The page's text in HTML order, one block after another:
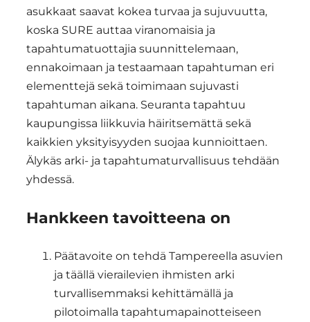
asukkaat saavat kokea turvaa ja sujuvuutta,
koska SURE auttaa viranomaisia ja
tapahtumatuottajia suunnittelemaan,
ennakoimaan ja testaamaan tapahtuman eri
elementtejä sekä toimimaan sujuvasti
tapahtuman aikana. Seuranta tapahtuu
kaupungissa liikkuvia häiritsemättä sekä
kaikkien yksityisyyden suojaa kunnioittaen.
Älykäs arki- ja tapahtumaturvallisuus tehdään
yhdessä.
Hankkeen tavoitteena on
Päätavoite on tehdä Tampereella asuvien
ja täällä vierailevien ihmisten arki
turvallisemmaksi kehittämällä ja
pilotoimalla tapahtumapainotteiseen